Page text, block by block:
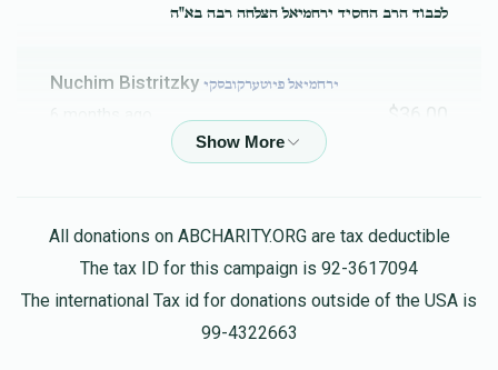
לכבוד הרב החסיד ירחמיאל הצלחה רבה בא"ה
Nuchim Bistritzky ירחמיאל פיוטערקובסקי
$36.00
ירחמיאל פיוטערקובסקי
All donations on ABCHARITY.ORG are tax deductible
The tax ID for this campaign is 92-3617094
The international Tax id for donations outside of the USA is
99-4322663